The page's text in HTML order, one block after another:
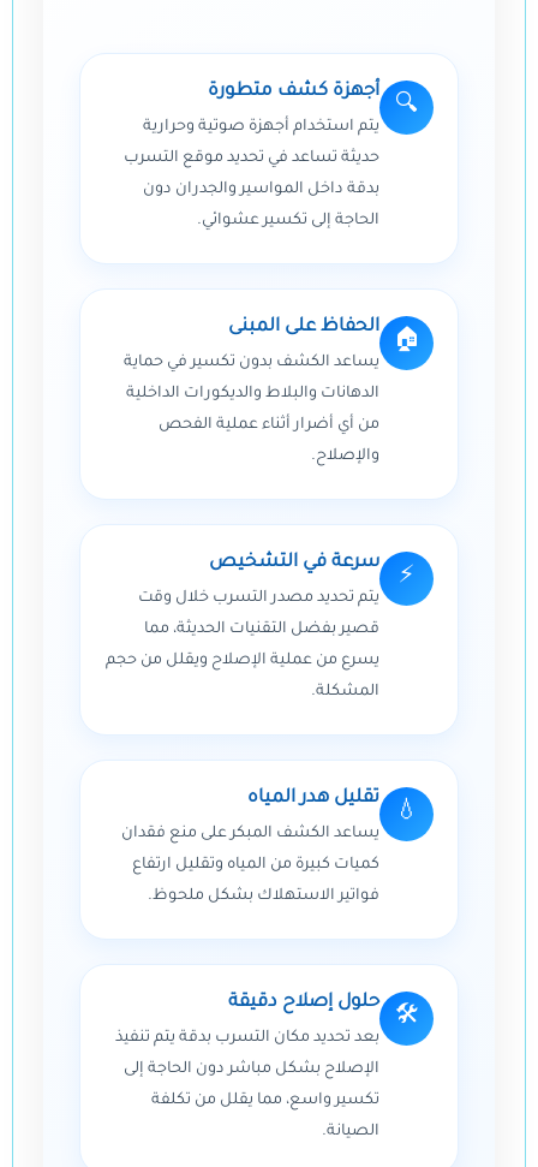
🔍
أجهزة كشف متطورة
يتم استخدام أجهزة صوتية وحرارية
حديثة تساعد في تحديد موقع التسرب
بدقة داخل المواسير والجدران دون
الحاجة إلى تكسير عشوائي.
🏠
الحفاظ على المبنى
يساعد الكشف بدون تكسير في حماية
الدهانات والبلاط والديكورات الداخلية
من أي أضرار أثناء عملية الفحص
والإصلاح.
⚡
سرعة في التشخيص
يتم تحديد مصدر التسرب خلال وقت
قصير بفضل التقنيات الحديثة، مما
يسرع من عملية الإصلاح ويقلل من حجم
المشكلة.
💧
تقليل هدر المياه
يساعد الكشف المبكر على منع فقدان
كميات كبيرة من المياه وتقليل ارتفاع
فواتير الاستهلاك بشكل ملحوظ.
🛠️
حلول إصلاح دقيقة
بعد تحديد مكان التسرب بدقة يتم تنفيذ
الإصلاح بشكل مباشر دون الحاجة إلى
تكسير واسع، مما يقلل من تكلفة
الصيانة.